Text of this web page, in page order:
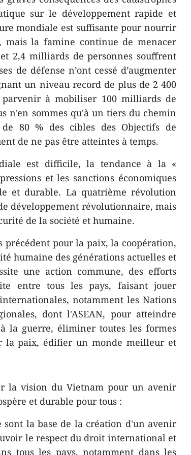
sur le développement rapide et
mondiale est suffisante pour nourrir
la famine continue de menacer
2,4 milliards de personnes souffrent
de défense n’ont cessé d’augmenter
un niveau record de plus de 2 400
à mobiliser 100 milliards de
n'en sommes qu'à un tiers du chemin
80 % des cibles des Objectifs de
de ne pas être atteintes à temps.
est difficile, la tendance à la «
et les sanctions économiques
et durable. La quatrième révolution
développement révolutionnaire, mais
de la société et humaine.
précédent pour la paix, la coopération,
humaine des générations actuelles et
une action commune, des efforts
entre tous les pays, faisant jouer
notamment les Nations
dont l'ASEAN, pour atteindre
la guerre, éliminer toutes les formes
la paix, édifier un monde meilleur et
la vision du Vietnam pour un avenir
et durable pour tous :
la base de la création d'un avenir
le respect du droit international et
tous les pays, notamment dans les